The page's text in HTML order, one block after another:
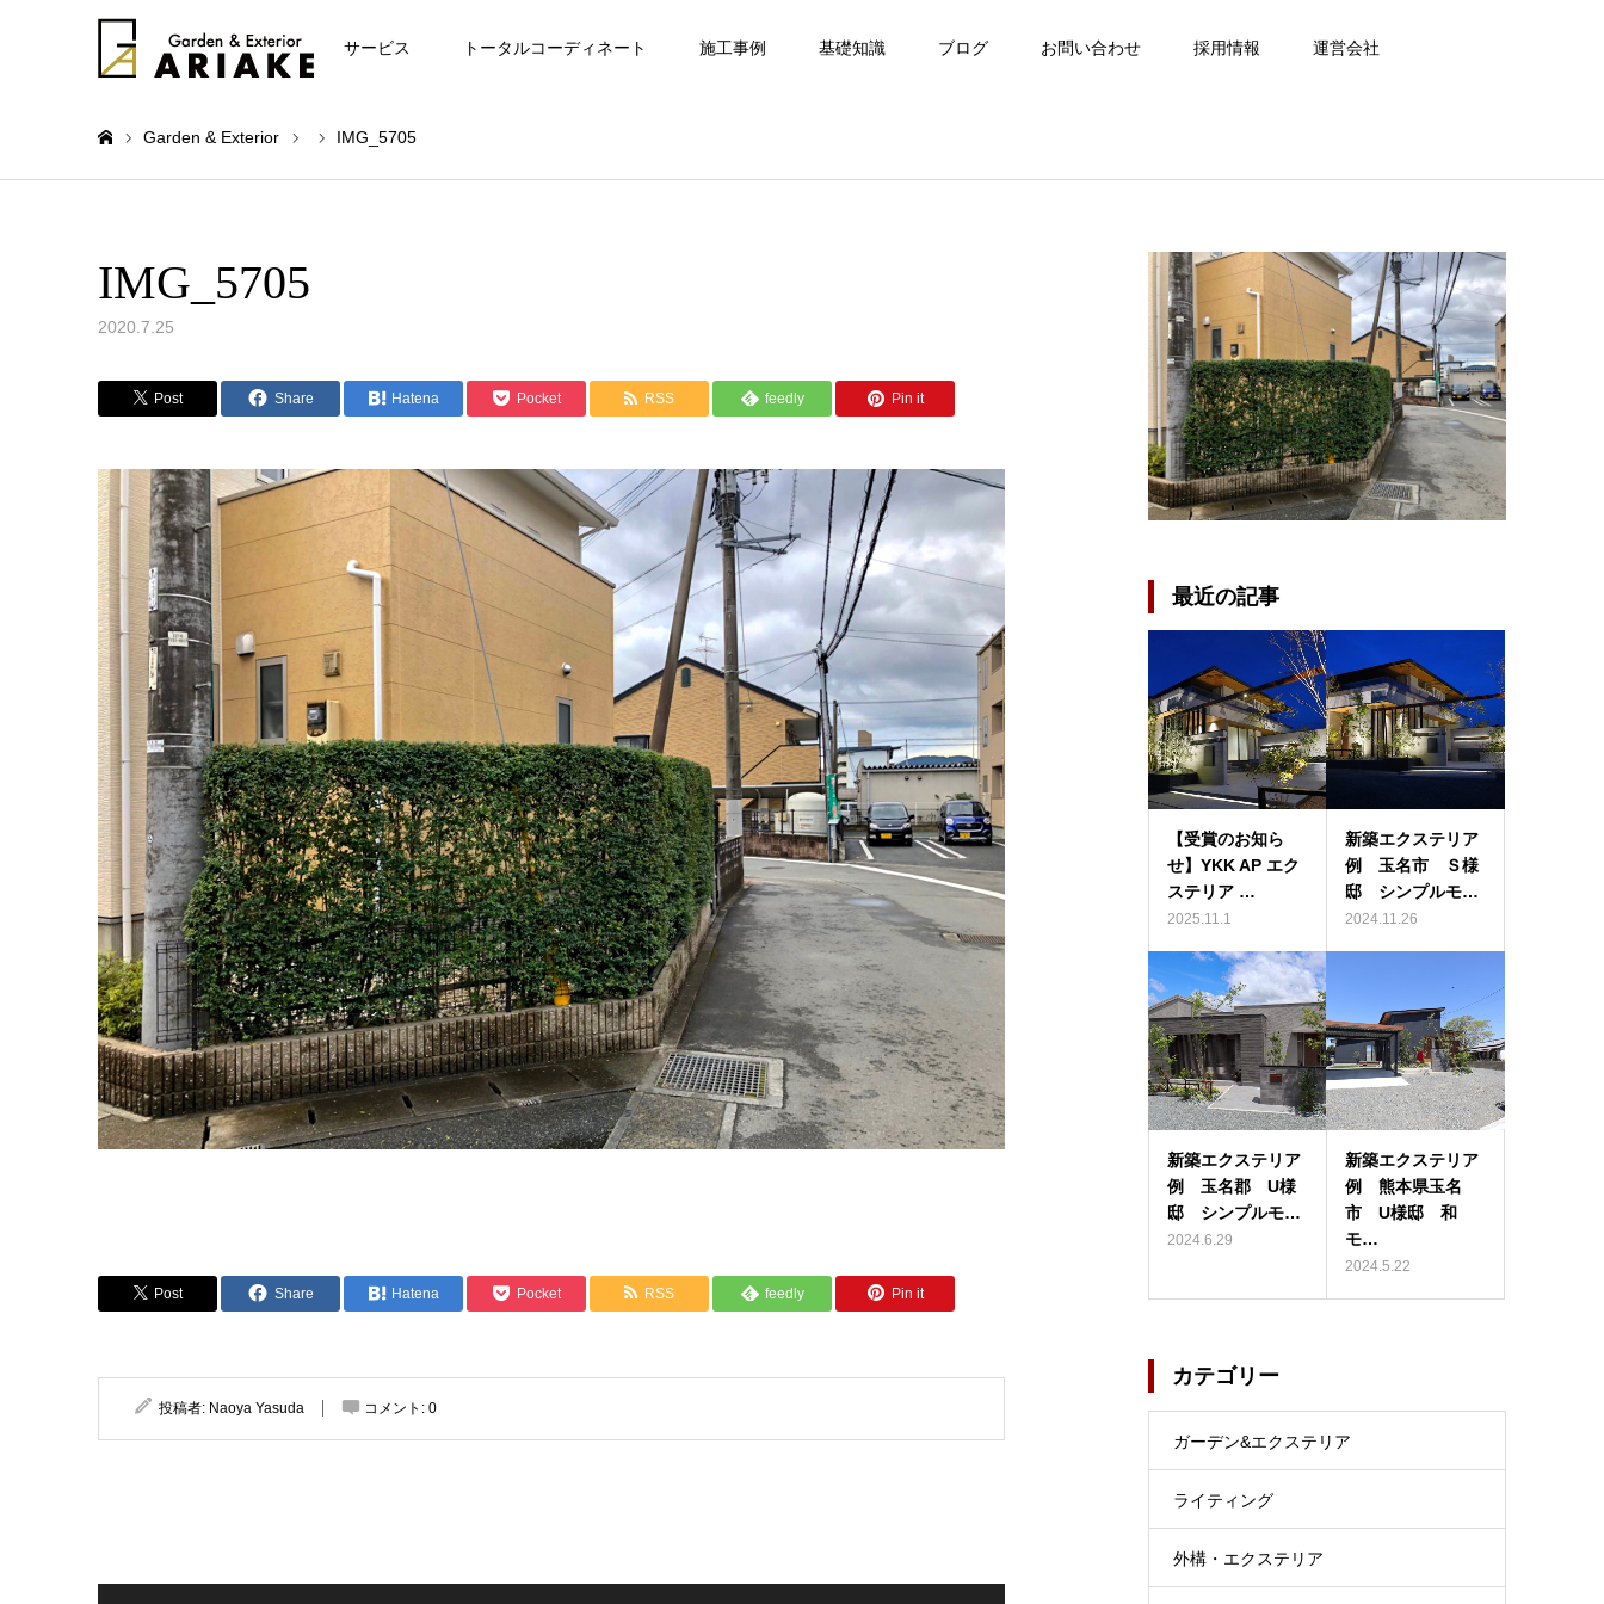
お知らせ サービス トータルコーディネート 施工事例 基礎知識 ブログ お問い合わせ 採用情報 運営会社
Garden & Exterior IMG_5705
IMG_5705
2020.7.25
Post Share Hatena Pocket RSS feedly Pin it
Post Share Hatena Pocket RSS feedly Pin it
投稿者: Naoya Yasuda コメント: 0
最近の記事
【受賞のお知ら
せ】YKK AP エク
ステリア …
2025.11.1
新築エクステリア
例 玉名市 Ｓ様
邸 シンプルモ…
2024.11.26
新築エクステリア
例 玉名郡 U様
邸 シンプルモ…
2024.6.29
新築エクステリア
例 熊本県玉名
市 U様邸 和
モ…
2024.5.22
カテゴリー
ガーデン&エクステリア
ライティング
外構・エクステリア